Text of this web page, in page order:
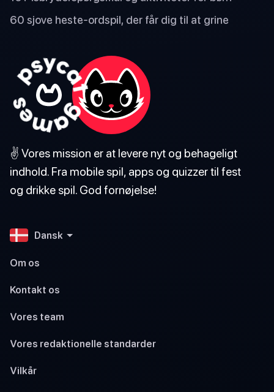
60 sjove heste-ordspil, der får dig til at grine
✌️ Vores mission er at levere nyt og behageligt
indhold. Fra mobile spil, apps og quizzer til fest
og drikke spil. God fornøjelse!
Dansk
Om os
Kontakt os
Vores team
Vores redaktionelle standarder
Vilkår